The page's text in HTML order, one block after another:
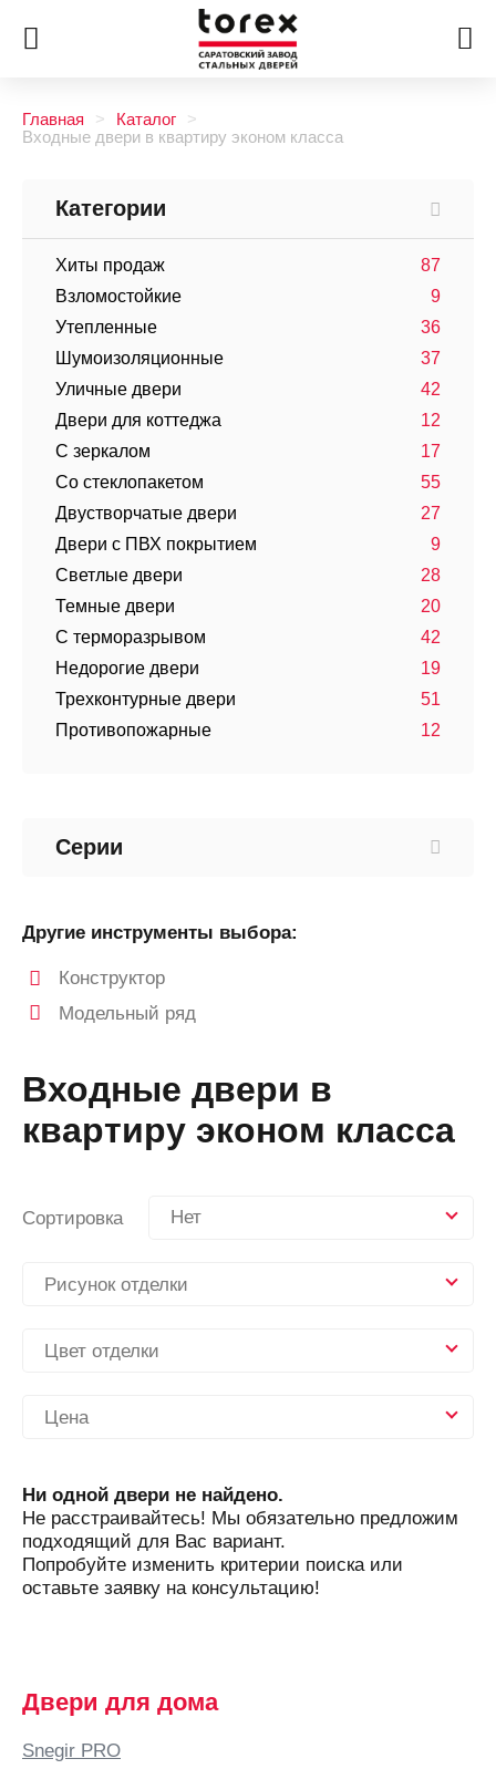
Главная
Каталог
Входные двери в квартиру эконом класса
Категории
Хиты продаж
87
Взломостойкие
9
Утепленные
36
Шумоизоляционные
37
Уличные двери
42
Двери для коттеджа
12
С зеркалом
17
Со стеклопакетом
55
Двустворчатые двери
27
Двери с ПВХ покрытием
9
Светлые двери
28
Темные двери
20
С терморазрывом
42
Недорогие двери
19
Трехконтурные двери
51
Противопожарные
12
Серии
Другие инструменты выбора:
Конструктор
Модельный ряд
Входные двери в
квартиру эконом класса
Сортировка Нет
Рисунок отделки
Цвет отделки
Цена
Ни одной двери не найдено.
Не расстраивайтесь! Мы обязательно предложим
подходящий для Вас вариант.
Попробуйте изменить критерии поиска или
оставьте заявку на консультацию!
Двери для дома
Snegir PRO